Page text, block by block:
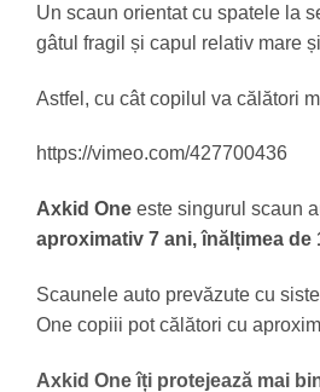
Un scaun orientat cu spatele la
gâtul fragil și capul relativ mare
Astfel, cu cât copilul va călători
https://vimeo.com/427700436
Axkid One este singurul scaun
aproximativ 7 ani, înălțimea de
Scaunele auto prevăzute cu
One copiii pot călători cu
Axkid One îți protejează mai